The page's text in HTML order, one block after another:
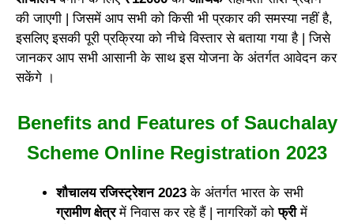
की जाएगी | जिसमें आप सभी को किसी भी प्रकार की समस्या नहीं है,
इसलिए इसकी पूरी प्रक्रिया को नीचे विस्तार से बताया गया है | जिसे
जानकर आप सभी आसानी के साथ इस योजना के अंतर्गत आवेदन कर
सकेंगे ।
Benefits and Features of Sauchalay
Scheme Online Registration 2023
शौचालय रजिस्ट्रेशन 2023 के अंतर्गत भारत के सभी
ग्रामीण क्षेत्रमें निवास कर रहे हैं | नागरिकों कोफ्रीमें